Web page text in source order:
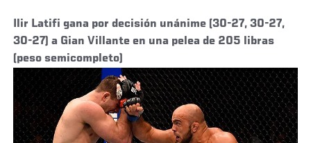
Ilir Latifi gana por decisión unánime (30-27, 30-27,
30-27) a Gian Villante en una pelea de 205 libras
(peso semicompleto)